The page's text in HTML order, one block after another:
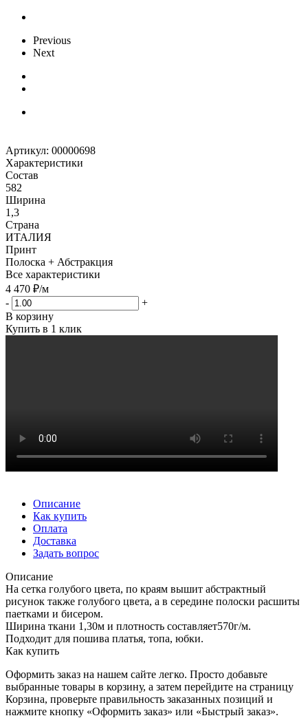
Previous
Next
Артикул: 00000698
Характеристики
Состав
582
Ширина
1,3
Страна
ИТАЛИЯ
Принт
Полоска + Абстракция
Все характеристики
4 470 ₽/м
-
+
В корзину
Купить в 1 клик
Описание
Как купить
Оплата
Доставка
Задать вопрос
Описание
На сетка голубого цвета, по краям вышит абстрактный
рисунок также голубого цвета, а в середине полоски расшиты
паетками и бисером.
Ширина ткани 1,30м и плотность составляет570г/м.
Подходит для пошива платья, топа, юбки.
Как купить
Оформить заказ на нашем сайте легко. Просто добавьте
выбранные товары в корзину, а затем перейдите на страницу
Корзина, проверьте правильность заказанных позиций и
нажмите кнопку «Оформить заказ» или «Быстрый заказ».